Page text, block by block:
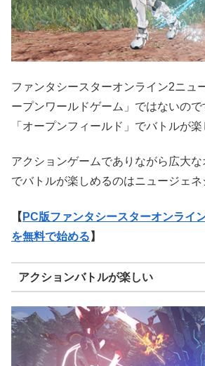
ファンタシースターオンライン2ニュ
ープンワールドゲーム」ではないの
「オープンフィールド」でバトルが楽
アクションゲームでありながら広大
でバトルが楽しめるのはニュージェネ
【 PC版ファンタシースターオンライ
を無料で始める 】
アクションバトルが楽しい